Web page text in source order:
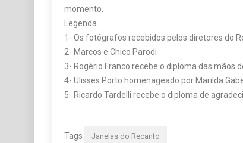
momento.
Legenda
1- Os fotógrafos recebidos pelos diretores do
2- Marcos e Chico Parodi
3- Rogério Franco recebe o diploma das mãos
4- Ulisses Porto homenageado por Marilda
5- Ricardo Tardelli recebe o diploma de
Tags Janelas do Recanto